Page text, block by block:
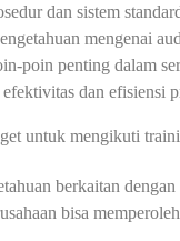
dan sistem
mengenai
poin penting dalam
dan efisiensi
untuk mengikuti
berkaitan
bisa